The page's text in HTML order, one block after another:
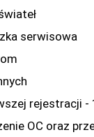
serwisowa
rejestracji -
OC oraz